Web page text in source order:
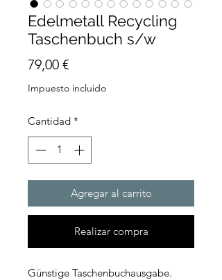
Edelmetall Recycling
Taschenbuch s/w
79,00 €Precio
Impuesto incluido
Cantidad *
Agregar al carrito
Realizar compra
Günstige Taschenbuchausgabe.